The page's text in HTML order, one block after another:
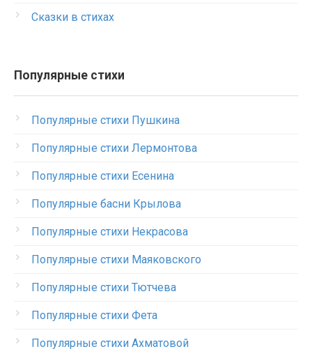
Сказки в стихах
Популярные стихи
Популярные стихи Пушкина
Популярные стихи Лермонтова
Популярные стихи Есенина
Популярные басни Крылова
Популярные стихи Некрасова
Популярные стихи Маяковского
Популярные стихи Тютчева
Популярные стихи Фета
Популярные стихи Ахматовой